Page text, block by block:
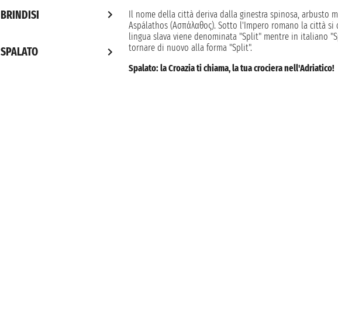
BRINDISI
SPALATO
Il nome della città deriva dalla ginestra spinosa, arbusto
Aspálathos (Aσπάλαθος). Sotto l'Impero romano la città
lingua slava viene denominata "Split" mentre in italiano
tornare di nuovo alla forma "Split".
Spalato: la Croazia ti chiama, la tua crociera nell'Adriatico!